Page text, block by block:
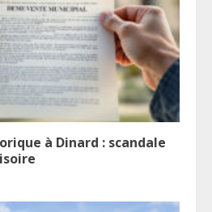
à Dinard : scandale